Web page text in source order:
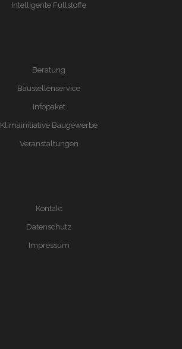
Intelligente Füllstoffe
Beratung
Baustellenservice
Infopaket
Klimainitiative Baugewerbe
Veranstaltungen
Kontakt
Datenschutz
Impressum